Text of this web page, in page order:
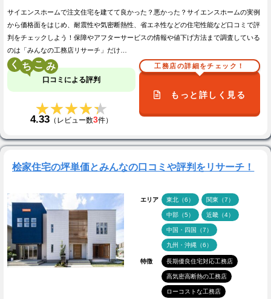
サイエンスホームで注文住宅を建てて良かった？悪かった？サイエンスホームの実例
から価格面をはじめ、耐震性や気密断熱性、省エネ性などの住宅性能など口コミで評
判をチェックしよう！保障やアフターサービスの情報や値下げ方法まで調査している
のは「みんなの工務店リサーチ」だけ…
く こ
口コミによる評判
★★★★★
★★★★★
4.33 （レビュー数3件）
工務店の詳細をチェック！
もっと詳しく見る
桧家住宅の坪単価とみんなの口コミや評判をリサーチ！
エリア 東北（6） 関東（7）
中部（5） 近畿（4）
中国・四国（7）
九州・沖縄（6）
特徴 長期優良住宅対応工務店
高気密高断熱の工務店
ローコストな工務店